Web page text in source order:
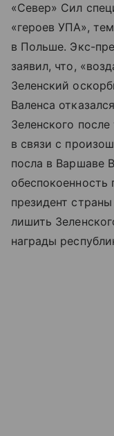
«Север» Сил
«героев УПА»,
в Польше. Экс-
заявил, что,
Зеленский
Валенса
Зеленского
в связи с
посла в Варшаве
президент страны
лишить
награды